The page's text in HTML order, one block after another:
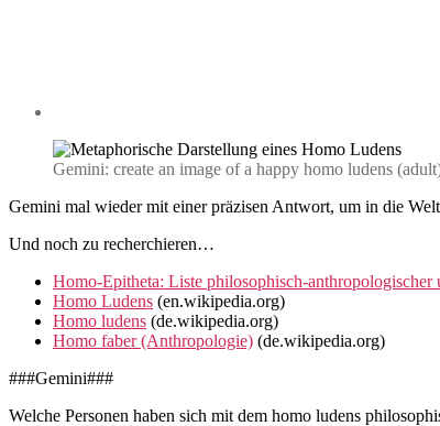
Gemini: create an image of a happy homo ludens
Gemini mal wieder mit einer präzisen Antwort, um in die
Und noch zu recherchieren…
Homo-Epitheta: Liste philosophisch-anthropologischer
Homo Ludens (en.wikipedia.org)
Homo ludens (de.wikipedia.org)
Homo faber (Anthropologie) (de.wikipedia.org)
###Gemini###
Welche Personen haben sich mit dem homo ludens